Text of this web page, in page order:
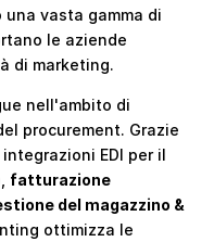
vasta gamma di
le aziende
di marketing.
nell'ambito di
procurement. Grazie
, integrazioni EDI per il
fatturazione
del magazzino &
ottimizza le